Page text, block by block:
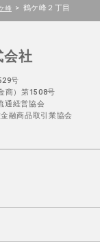
峰 > 鶴ケ峰２丁目
会社
号
商）第1508号
通経営協会
融商品取引業協会